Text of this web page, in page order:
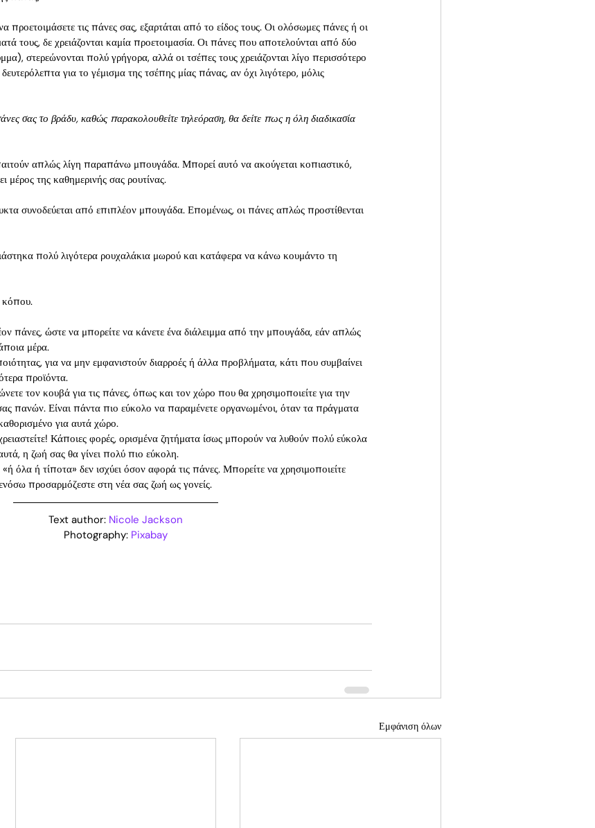
προετοιμάσετε τις πάνες σας, εξαρτάται από το είδος τους. Οι ολόσωμες πάνες ή οι
τους, δε χρειάζονται καμία προετοιμασία. Οι πάνες που αποτελούνται από δύο
στερεώνονται πολύ γρήγορα, αλλά οι τσέπες τους χρειάζονται λίγο περισσότερο
για το γέμισμα της τσέπης μίας πάνας, αν όχι λιγότερο, μόλις
σας το βράδυ, καθώς παρακολουθείτε τηλεόραση, θα δείτε πως η όλη διαδικασία
απλώς λίγη παραπάνω μπουγάδα. Μπορεί αυτό να ακούγεται κοπιαστικό,
μέρος της καθημερινής σας ρουτίνας.
συνοδεύεται από επιπλέον μπουγάδα. Επομένως, οι πάνες απλώς προστίθενται
πολύ λιγότερα ρουχαλάκια μωρού και κατάφερα να κάνω κουμάντο τη
κόπου.
πάνες, ώστε να μπορείτε να κάνετε ένα διάλειμμα από την μπουγάδα, εάν απλώς
μέρα.
για να μην εμφανιστούν διαρροές ή άλλα προβλήματα, κάτι που συμβαίνει
προϊόντα.
τον κουβά για τις πάνες, όπως και τον χώρο που θα χρησιμοποιείτε για την
πανών. Είναι πάντα πιο εύκολο να παραμένετε οργανωμένοι, όταν τα πράγματα
για αυτά χώρο.
Κάποιες φορές, ορισμένα ζητήματα ίσως μπορούν να λυθούν πολύ εύκολα
η ζωή σας θα γίνει πολύ πιο εύκολη.
όλα ή τίποτα» δεν ισχύει όσον αφορά τις πάνες. Μπορείτε να χρησιμοποιείτε
προσαρμόζεστε στη νέα σας ζωή ως γονείς.
Text author: Nicole Jackson
Photography: Pixabay
Εμφάνιση όλων